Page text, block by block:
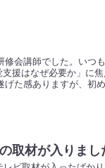
会講師でした。いつ
援はなぜ必要か」に
た感ありますが、初め
取材が入りまし